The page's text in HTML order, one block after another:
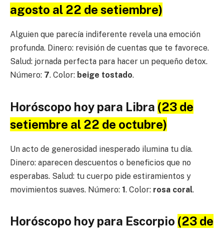
agosto al 22 de setiembre)
Alguien que parecía indiferente revela una emoción
profunda. Dinero: revisión de cuentas que te favorece.
Salud: jornada perfecta para hacer un pequeño detox.
Número: 7. Color: beige tostado.
Horóscopo hoy para Libra (23 de
setiembre al 22 de octubre)
Un acto de generosidad inesperado ilumina tu día.
Dinero: aparecen descuentos o beneficios que no
esperabas. Salud: tu cuerpo pide estiramientos y
movimientos suaves. Número: 1. Color: rosa coral.
Horóscopo hoy para Escorpio (23 de